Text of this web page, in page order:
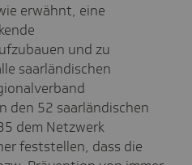
erwähnt, eine
und zu
saarländischen
den 52 saarländischen
dem Netzwerk
feststellen, dass die